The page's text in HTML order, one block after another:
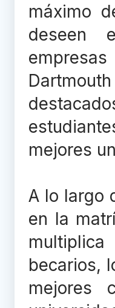
máximo
deseen
mejores
A lo largo
en la
becarios,
mejores